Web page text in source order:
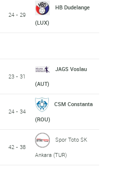
24 - 29
HB Dudelange
(LUX)
23 - 31
JAGS Voslau
(AUT)
24 - 34
CSM Constanta
(ROU)
42 - 38
Spor Toto SK
Ankara (TUR)